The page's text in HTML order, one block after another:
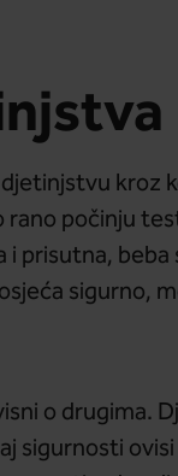
kroz
počinju
prisutna,
sigurno,
o drugima.
ovisi